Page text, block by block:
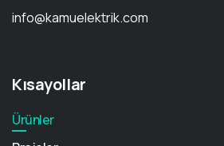
info@kamuelektrik.com
Kısayollar
Ürünler